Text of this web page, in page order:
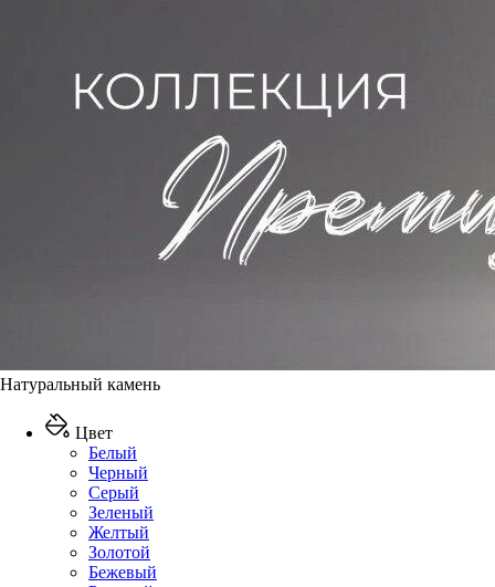
Натуральный камень
Цвет
Белый
Черный
Серый
Зеленый
Желтый
Золотой
Бежевый